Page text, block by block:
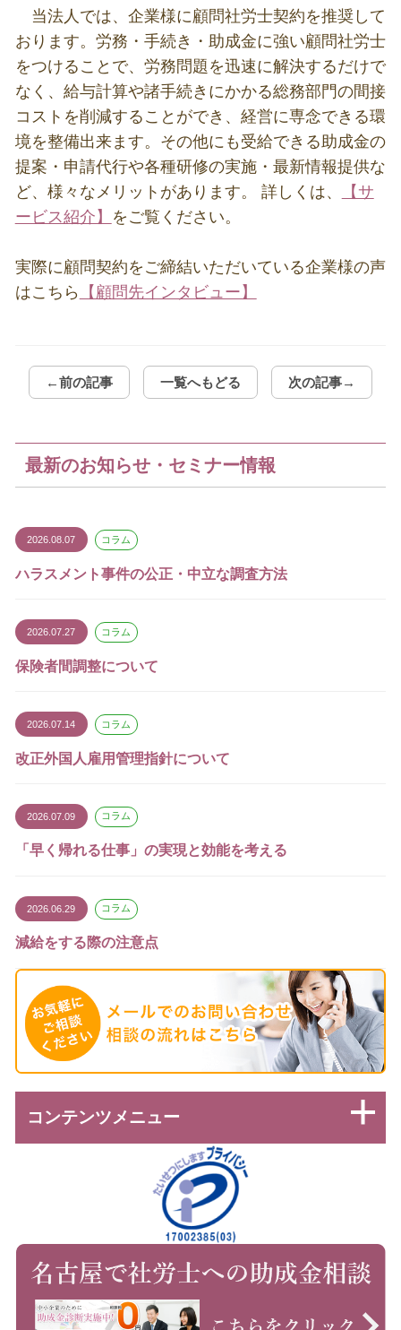
当法人では、企業様に顧問社労士契約を推奨して
おります。労務・手続き・助成金に強い顧問社労士
をつけることで、労務問題を迅速に解決するだけで
なく、給与計算や諸手続きにかかる総務部門の間接
コストを削減することができ、経営に専念できる環
境を整備出来ます。その他にも受給できる助成金の
提案・申請代行や各種研修の実施・最新情報提供な
ど、様々なメリットがあります。 詳しくは、
【サ
ービス紹介】
をご覧ください。
実際に顧問契約をご締結いただいている企業様の声
はこちら
【顧問先インタビュー】
←前の記事 一覧へもどる 次の記事→
最新のお知らせ・セミナー情報
2026.08.07 コラム
ハラスメント事件の公正・中立な調査方法
2026.07.27 コラム
保険者間調整について
2026.07.14 コラム
改正外国人雇用管理指針について
2026.07.09 コラム
「早く帰れる仕事」の実現と効能を考える
2026.06.29 コラム
減給をする際の注意点
コンテンツメニュー